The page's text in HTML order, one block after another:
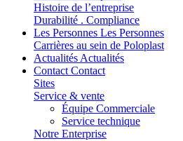
Histoire de l’entreprise
Durabilité . Compliance
Les Personnes Les Personnes
Carrières au sein de Poloplast
Actualités Actualités
Contact Contact
Sites
Service & vente
Équipe Commerciale
Service technique
Notre Enterprise